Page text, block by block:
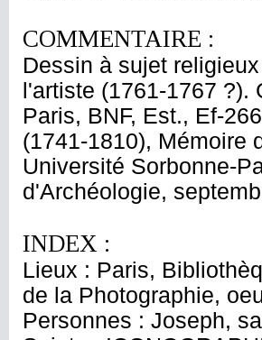
COMMENTAIRE :
Dessin à sujet
l'artiste (1761-1767
Paris, BNF, Est., Ef-
(1741-1810), Mémoire
Université Sorbonne-
d'Archéologie,
INDEX :
Lieux : Paris,
de la Photographie,
Personnes : Joseph,